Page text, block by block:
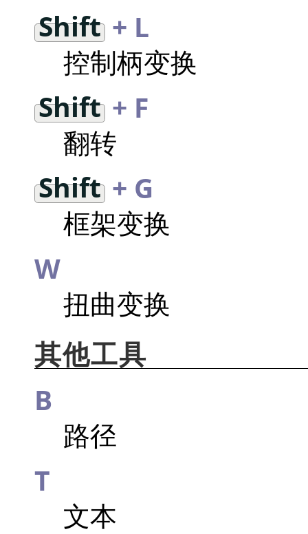
Shift+ L
控制柄变换
Shift+ F
翻转
Shift+ G
框架变换
W
扭曲变换
其他工具
B
路径
T
文本